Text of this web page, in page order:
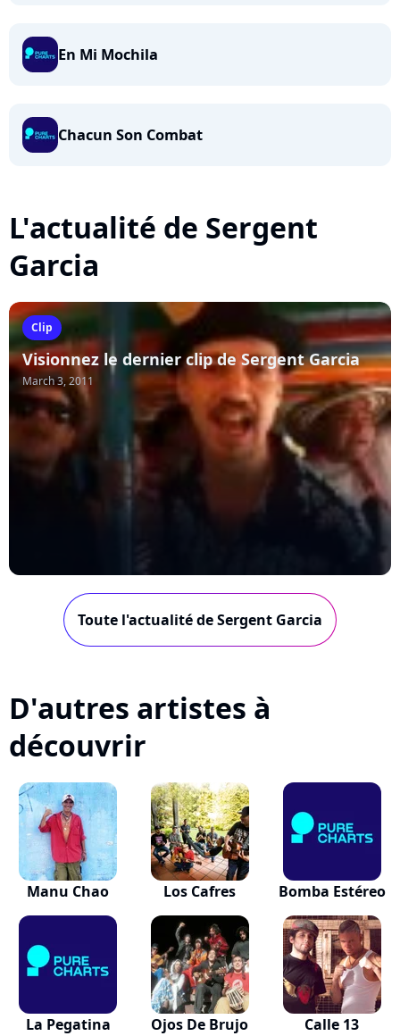
En Mi Mochila
Chacun Son Combat
L'actualité de Sergent
Garcia
Clip
Visionnez le dernier clip de Sergent Garcia
March 3, 2011
Toute l'actualité de Sergent Garcia
D'autres artistes à
découvrir
Manu Chao Los Cafres Bomba Estéreo
La Pegatina Ojos De Brujo Calle 13